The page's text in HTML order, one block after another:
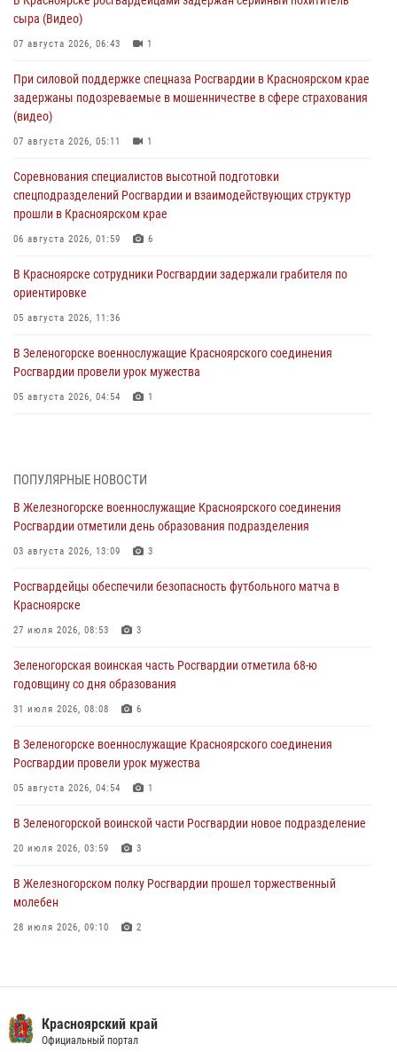
сыра (Видео)
07 августа 2026, 06:43 1
При силовой поддержке спецназа Росгвардии в Красноярском крае
задержаны подозреваемые в мошенничестве в сфере страхования
(видео)
07 августа 2026, 05:11 1
Соревнования специалистов высотной подготовки
спецподразделений Росгвардии и взаимодействующих структур
прошли в Красноярском крае
06 августа 2026, 01:59 6
В Красноярске сотрудники Росгвардии задержали грабителя по
ориентировке
05 августа 2026, 11:36
В Зеленогорске военнослужащие Красноярского соединения
Росгвардии провели урок мужества
05 августа 2026, 04:54 1
05 августа 2026, 04:52 1
В Красноярске сотрудники вневедомственной охраны Росгвардии
задержали подозреваемого в серии краж из гипермаркета
04 августа 2026, 09:57
Сотрудники Росгвардии обеспечили общественный порядок во
время проведения экстремального заплыва в Дудинке
04 августа 2026, 08:36
В Красноярске сотрудники Росгвардии задержали подозреваемого
в серии краж из супермаркета
04 августа 2026, 06:50
Военнослужащие Красноярского соединения Росгвардии
познакомили отдыхающих детей с тонкостями РХБ защиты
03 августа 2026, 13:12 2
ПОПУЛЯРНЫЕ НОВОСТИ
В Железногорске военнослужащие Красноярского соединения
Росгвардии отметили день образования подразделения
03 августа 2026, 13:09 3
Росгвардейцы обеспечили безопасность футбольного матча в
Красноярске
27 июля 2026, 08:53 3
Зеленогорская воинская часть Росгвардии отметила 68-ю
годовщину со дня образования
31 июля 2026, 08:08 6
В Зеленогорске военнослужащие Красноярского соединения
Росгвардии провели урок мужества
05 августа 2026, 04:54 1
В Зеленогорской воинской части Росгвардии новое подразделение
20 июля 2026, 03:59 3
В Железногорском полку Росгвардии прошел торжественный
молебен
28 июля 2026, 09:10 2
Железногорские росгвардецы получили в руки легендарное оружие
Красноярский край
Официальный портал